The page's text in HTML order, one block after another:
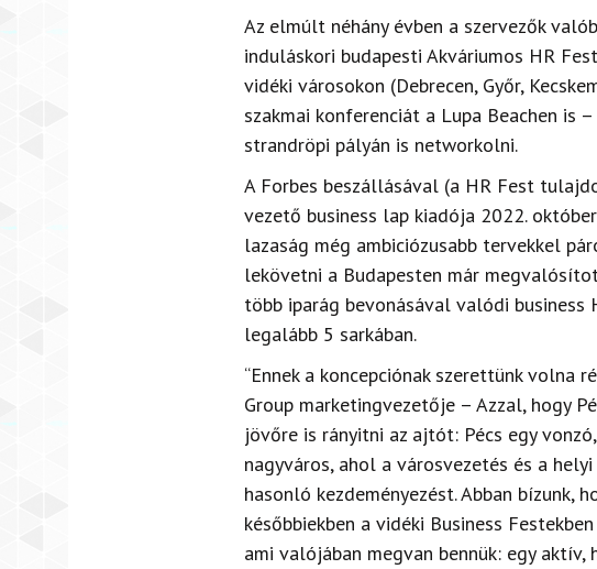
Az elmúlt néhány évben a szervezők
induláskori budapesti Akváriumos HR
vidéki városokon (Debrecen, Győr,
szakmai konferenciát a Lupa Beachen is
strandröpi pályán is networkolni.
A Forbes beszállásával (a HR Fest
vezető business lap kiadója 2022.
lazaság még ambiciózusabb tervekkel
lekövetni a Budapesten már
több iparág bevonásával valódi business
legalább 5 sarkában.
“Ennek a koncepciónak szerettünk volna
Group marketingvezetője – Azzal, hogy
jövőre is rányitni az ajtót: Pécs egy
nagyváros, ahol a városvezetés és a
hasonló kezdeményezést. Abban bízunk,
későbbiekben a vidéki Business
ami valójában megvan bennük: egy